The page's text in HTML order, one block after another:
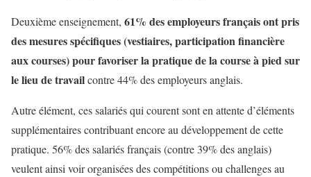
Deuxième enseignement, 61% des employeurs français ont pris
des mesures spécifiques (vestiaires, participation financière
aux courses) pour favoriser la pratique de la course à pied sur
le lieu de travailcontre 44% des employeurs anglais.
Autre élément, ces salariés qui courent sont en attente d’éléments
supplémentaires contribuant encore au développement de cette
pratique. 56% des salariés français (contre 39% des anglais)
veulent ainsi voir organisées des compétitions ou challenges au